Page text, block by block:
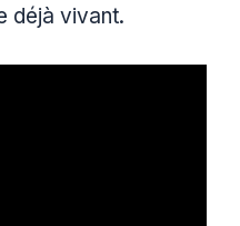
déjà vivant.